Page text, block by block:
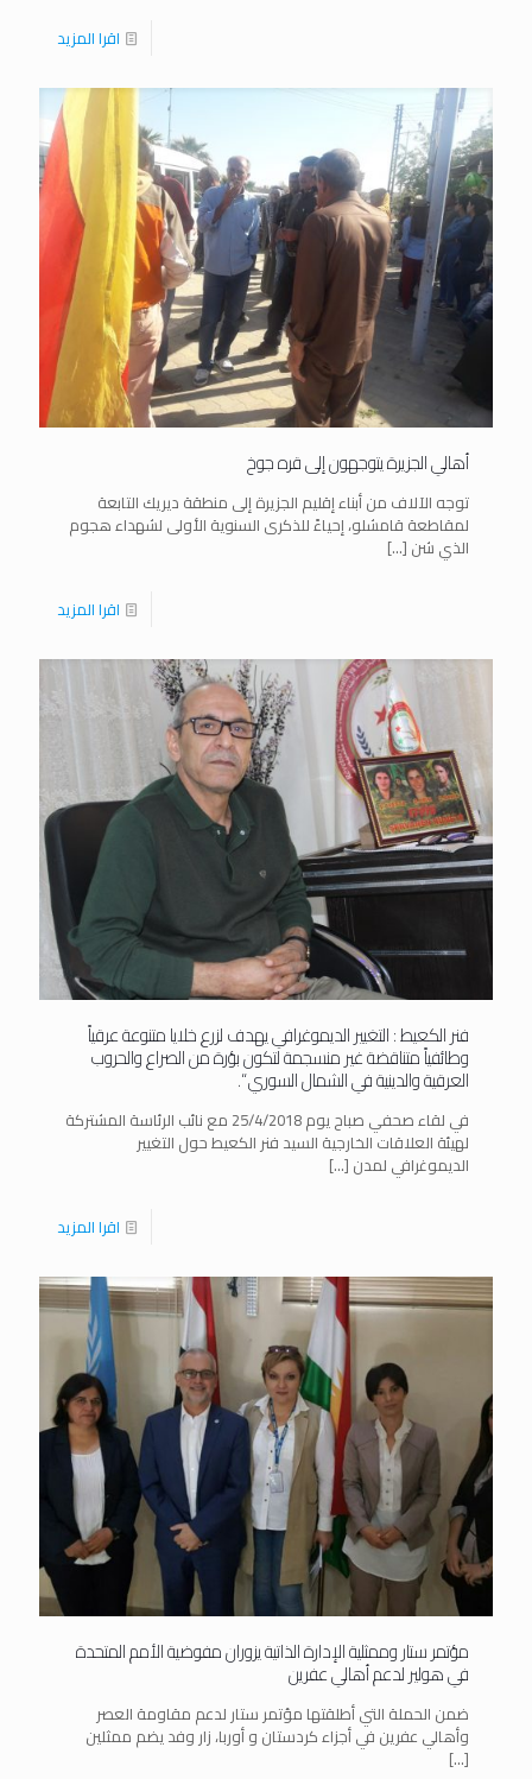
اقرا المزيد
أهالي الجزيرة يتوجهون إلى قره جوخ
توجه الآلاف من أبناء إقليم الجزيرة إلى منطقة ديريك التابعة
لمقاطعة قامشلو، إحياءً للذكرى السنوية الأولى لشهداء هجوم
الذي شن […]
اقرا المزيد
فنر الكعيط : التغيير الديموغرافي يهدف لزرع خلايا متنوعة عرقياً
وطائفياً متناقضة غير منسجمة لتكون بؤرة من الصراع والحروب
العرقية والدينية في الشمال السوري “.
في لقاء صحفي صباح يوم 25/4/2018 مع نائب الرئاسة المشتركة
لهيئة العلاقات الخارجية السيد فنر الكعيط حول التغيير
الديموغرافي لمدن […]
اقرا المزيد
مؤتمر ستار وممثلية الإدارة الذاتية يزوران مفوضية الأمم المتحدة
في هولير لدعم أهالي عفرين
ضمن الحملة التي أطلقتها مؤتمر ستار لدعم مقاومة العصر
وأهالي عفرين في أجزاء كردستان و أوربا، زار وفد يضم ممثلين
[…]